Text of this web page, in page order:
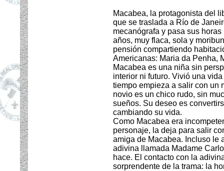
Macabea, la protagonista del
que se traslada a Río de
mecanógrafa y pasa sus
años, muy flaca, sola y
pensión compartiendo
Americanas: Maria da Penha,
Macabea es una niña sin
interior ni futuro. Vivió una
tiempo empieza a salir con un
novio es un chico rudo, sin
sueños. Su deseo es
cambiando su vida.
Como Macabea era
personaje, la deja para salir
amiga de Macabea. Incluso le
adivina llamada Madame
hace. El contacto con la
sorprendente de la trama: la